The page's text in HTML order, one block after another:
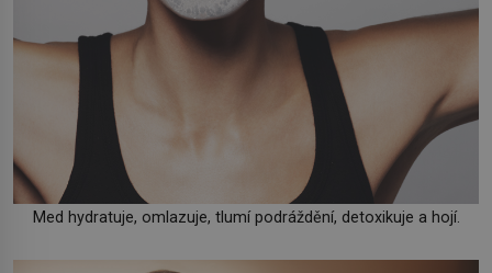
Med hydratuje, omlazuje, tlumí podráždění, detoxikuje a hojí.